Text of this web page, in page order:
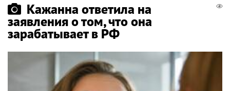
Кажанна ответила на
заявления о том, что она
зарабатывает в РФ